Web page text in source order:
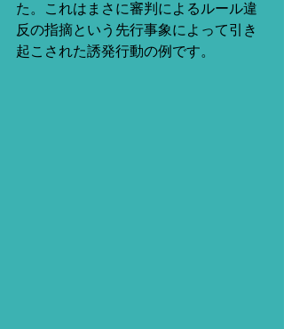
た。これはまさに審判によるルール違
反の指摘という先行事象によって引き
起こされた誘発行動の例です。